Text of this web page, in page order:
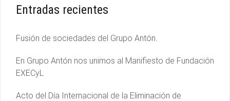
Entradas recientes
Fusión de sociedades del Grupo Antón.
En Grupo Antón nos unimos al Manifiesto de Fundación
EXECyL
Acto del Día Internacional de la Eliminación de